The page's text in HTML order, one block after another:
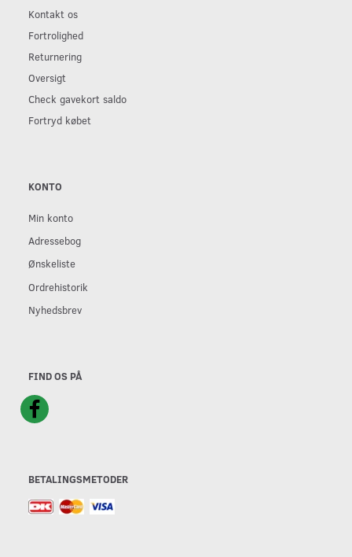
Kontakt os
Fortrolighed
Returnering
Oversigt
Check gavekort saldo
Fortryd købet
KONTO
Min konto
Adressebog
Ønskeliste
Ordrehistorik
Nyhedsbrev
FIND OS PÅ
BETALINGSMETODER